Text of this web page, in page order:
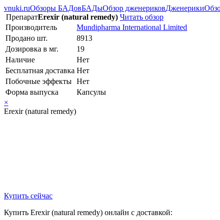
vnuki.ruОбзоры БАДовБАДыОбзор дженериковДженерики
ПрепаратErexir (natural remedy) Читать обзор
Производитель
Mundipharma International Limited
Продано шт.
8913
Дозировка в мг.
19
Наличие
Нет
Бесплатная доставка Нет
Побочные эффекты Нет
Форма выпуска
Капсулы
×
Erexir (natural remedy)
Купить сейчас
Купить Erexir (natural remedy) онлайн с доставкой: